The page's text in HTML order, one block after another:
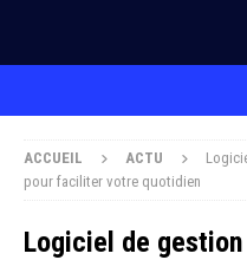
ACCUEIL ACTU
pour faciliter votre quotidien
Logiciel de